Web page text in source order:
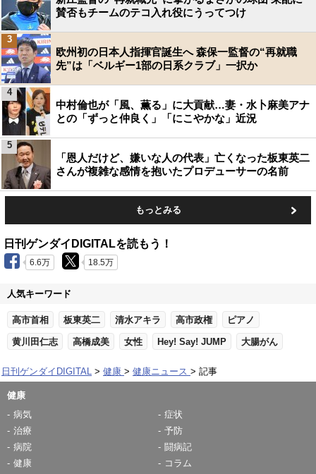
賛否もチームのテコ入れ役にうってつけ
欧州初の日本人指揮官誕生へ 森保一監督の“再就職
先”は「ベルギー1部の日系クラブ」一択か
3
中村倫也が「風、薫る」に大貢献…妻・水卜麻美アナ
との「ずっと仲良く」「にこやかな」近況
4
「恩人だけど、嫌いな人の代表」亡くなった板東英二
さんが複雑な感情を抱いたプロデューサーの名前
5
もっとみる
日刊ゲンダイDIGITALを読もう！
6.6万 18.5万
人気キーワード
高市首相 板東英二 清水アキラ 高市政権 ピアノ
黄川田仁志 高橋成美 女性 Hey! Say! JUMP 大腸がん
日刊ゲンダイDIGITAL 健康 健康ニュース 記事
健康
病気
症状
治療
予防
病院
闘病記
健康
コラム